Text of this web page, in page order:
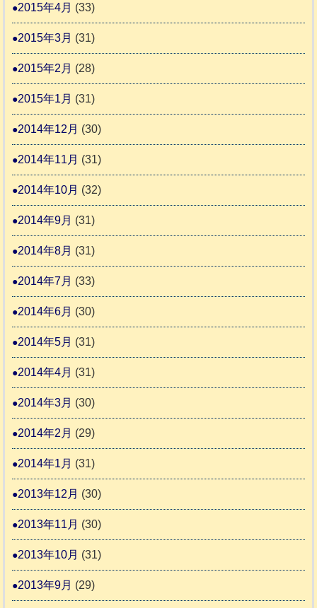
2015年4月 (33)
2015年3月 (31)
2015年2月 (28)
2015年1月 (31)
2014年12月 (30)
2014年11月 (31)
2014年10月 (32)
2014年9月 (31)
2014年8月 (31)
2014年7月 (33)
2014年6月 (30)
2014年5月 (31)
2014年4月 (31)
2014年3月 (30)
2014年2月 (29)
2014年1月 (31)
2013年12月 (30)
2013年11月 (30)
2013年10月 (31)
2013年9月 (29)